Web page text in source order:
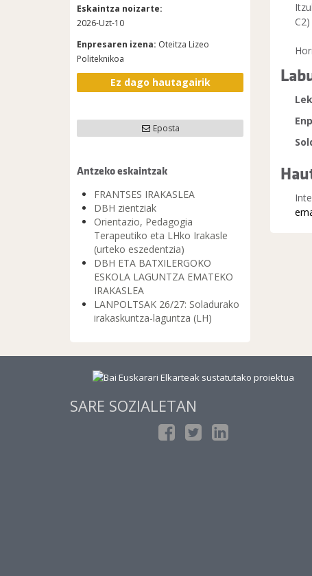
Eskaintza noizarte:
2026-Uzt-10
Enpresaren izena: Oteitza Lizeo
Politeknikoa
Ez dago hautagairik
Eposta
Antzeko eskaintzak
FRANTSES IRAKASLEA
DBH zientziak
Orientazio, Pedagogia
Terapeutiko eta LHko Irakasle
(urteko eszedentzia)
DBH ETA BATXILERGOKO
ESKOLA LAGUNTZA EMATEKO
IRAKASLEA
LANPOLTSAK 26/27: Soladurako
irakaskuntza-laguntza (LH)
SARE SOZIALETAN